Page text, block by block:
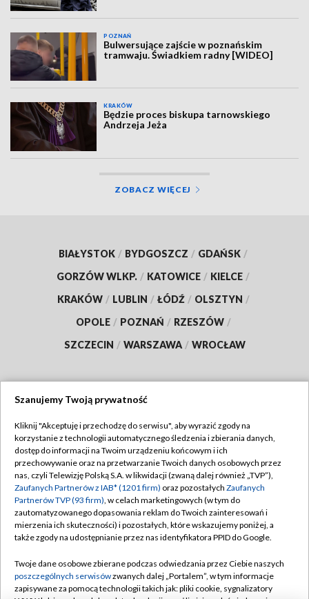
POZNAŃ
Bulwersujące zajście w poznańskim
tramwaju. Świadkiem radny [WIDEO]
KRAKÓW
Będzie proces biskupa tarnowskiego
Andrzeja Jeża
ZOBACZ WIĘCEJ
BIAŁYSTOK / BYDGOSZCZ / GDAŃSK /
GORZÓW WLKP. / KATOWICE / KIELCE /
KRAKÓW / LUBLIN / ŁÓDŹ / OLSZTYN /
OPOLE / POZNAŃ / RZESZÓW /
SZCZECIN / WARSZAWA / WROCŁAW
TVP
Abonament TVP
Emisja w TVP
Centrum informacji TVP
Naziemna Telewizja Cyfrowa
Rada Programowa
System NOS
Regulamin TVP
Polityka prywatności
Moje zgody
Pomoc
Kontakt
Szanujemy Twoją prywatność
Kliknij "Akceptuję i przechodzę do serwisu", aby wyrazić zgody na
korzystanie z technologii automatycznego śledzenia i zbierania danych,
dostęp do informacji na Twoim urządzeniu końcowym i ich
przechowywanie oraz na przetwarzanie Twoich danych osobowych przez
nas, czyli Telewizję Polską S.A. w likwidacji (zwaną dalej również „TVP”),
Zaufanych Partnerów z IAB* (1201 firm) oraz pozostałych Zaufanych
Partnerów TVP (93 firm), w celach marketingowych (w tym do
zautomatyzowanego dopasowania reklam do Twoich zainteresowań i
mierzenia ich skuteczności) i pozostałych, które wskazujemy poniżej, a
także zgody na udostępnianie przez nas identyfikatora PPID do Google.
Twoje dane osobowe zbierane podczas odwiedzania przez Ciebie naszych
poszczególnych serwisówzwanych dalej „Portalem”, w tym informacje
zapisywane za pomocą technologii takich jak: pliki cookie, sygnalizatory